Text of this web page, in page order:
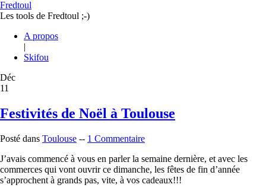
Fredtoul
Les tools de Fredtoul ;-)
A propos
|
Skifou
Déc
11
Festivités de Noël à Toulouse
Posté dans Toulouse -- 1 Commentaire
J’avais commencé à vous en parler la semaine dernière, et avec les
commerces qui vont ouvrir ce dimanche, les fêtes de fin d’année
s’approchent à grands pas, vite, à vos cadeaux!!!